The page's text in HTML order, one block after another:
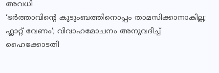
അവധി
‘ഭർത്താവിന്റെ കുടുംബത്തിനൊപ്പം താമസിക്കാനാകില്ല;
ഫ്ലാറ്റ് വേണം’; വിവാഹമോചനം അനുവദിച്ച്
ഹൈക്കോടതി